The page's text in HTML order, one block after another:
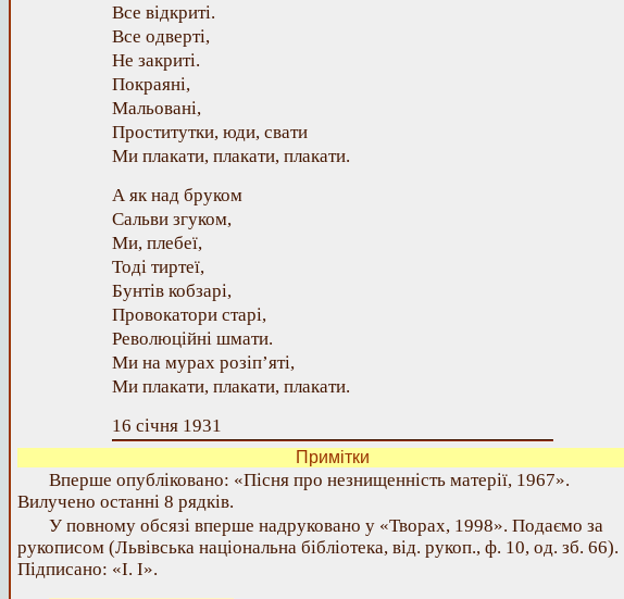
Все відкриті.
Все одверті,
Не закриті.
Покраяні,
Мальовані,
Проститутки, юди, свати
Ми плакати, плакати, плакати.
А як над бруком
Сальви згуком,
Ми, плебеї,
Тоді тиртеї,
Бунтів кобзарі,
Провокатори старі,
Революційні шмати.
Ми на мурах розіп’яті,
Ми плакати, плакати, плакати.
16 січня 1931
Примітки
Вперше опубліковано: «Пісня про незнищенність матерії, 1967».
Вилучено останні 8 рядків.
У повному обсязі вперше надруковано у «Творах, 1998». Подаємо за
рукописом (Львівська національна бібліотека, від. рукоп., ф. 10, од. зб. 66).
Підписано: «І. І».